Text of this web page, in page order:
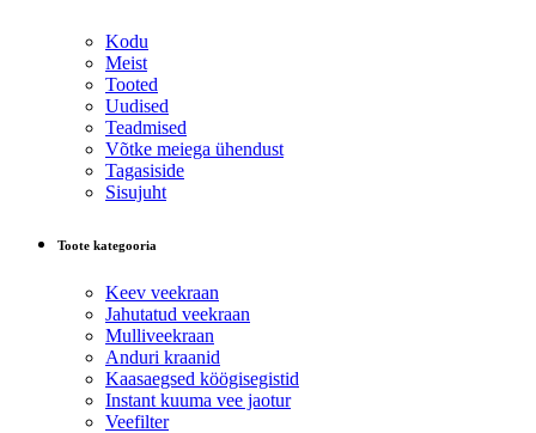
Kodu
Meist
Tooted
Uudised
Teadmised
Võtke meiega ühendust
Tagasiside
Sisujuht
Toote kategooria
Keev veekraan
Jahutatud veekraan
Mulliveekraan
Anduri kraanid
Kaasaegsed köögisegistid
Instant kuuma vee jaotur
Veefilter